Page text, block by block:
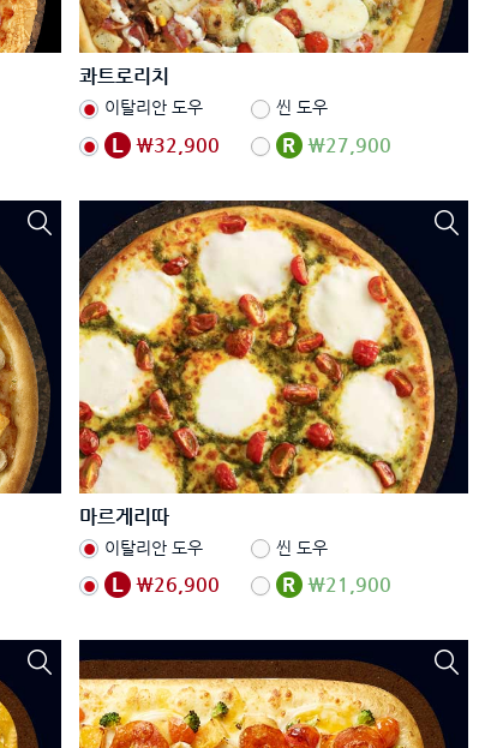
콰트로리치
이탈리안 도우 씬 도우
₩32,900 ₩27,900
마르게리따
이탈리안 도우 씬 도우
₩26,900 ₩21,900